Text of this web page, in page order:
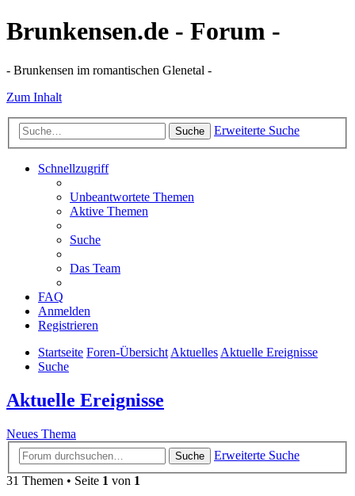
Brunkensen.de - Forum -
- Brunkensen im romantischen Glenetal -
Zum Inhalt
Suche Erweiterte Suche
Schnellzugriff
Unbeantwortete Themen
Aktive Themen
Suche
Das Team
FAQ
Anmelden
Registrieren
Startseite Foren-ÜbersichtAktuellesAktuelle Ereignisse
Suche
Aktuelle Ereignisse
Neues Thema
Suche
Erweiterte Suche
31 Themen • Seite 1 von 1